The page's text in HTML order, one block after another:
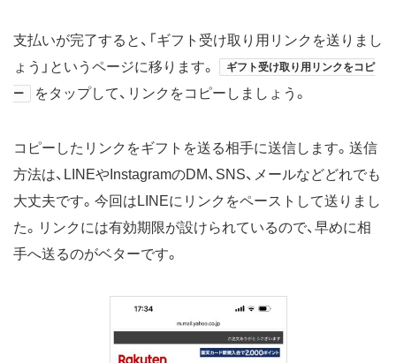
支払いが完了すると、「ギフト受け取り用リンクを送りまし
ょう」というページに移ります。
ギフト受け取り用リンクをコピ
ー をタップして、リンクをコピーしましょう。
コピーしたリンクをギフトを送る相手に送信します。送信
方法は、LINEやInstagramのDM、SNS、メールなどどれでも
大丈夫です。今回はLINEにリンクをペーストして送りまし
た。リンクには有効期限が設けられているので、早めに相
手へ送るのがベターです。